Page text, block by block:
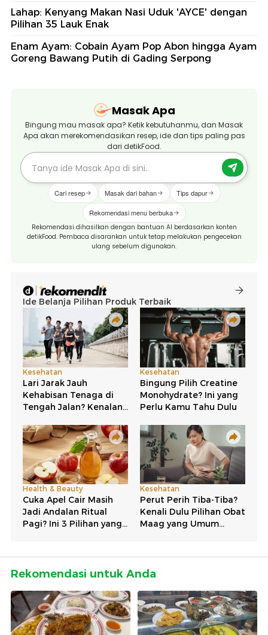
Lahap: Kenyang Makan Nasi Uduk 'AYCE' dengan
Pilihan 35 Lauk Enak
Enam Ayam: Cobain Ayam Pop Abon hingga Ayam
Goreng Bawang Putih di Gading Serpong
Masak Apa
Bingung mau masak apa? Ketik kebutuhanmu, dan Masak
Apa akan merekomendasikan resep, ide dan tips paling pas
dari detikFood.
Cari resep Masak dari bahan Tips dapur
Rekomendasi menu berbuka
Rekomendasi dihasilkan dengan bantuan AI berdasarkan konten
detikFood. Pembaca disarankan untuk tetap melakukan pengecekan
ulang sebelum digunakan.
Rekomendasi untuk Anda